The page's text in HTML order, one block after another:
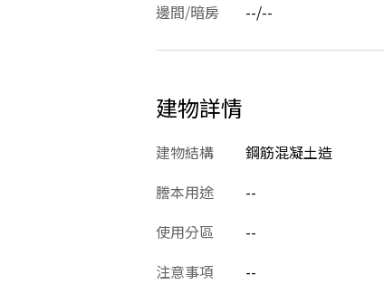
邊間/暗房
--/--
建物詳情
建物結構 鋼筋混凝土造
謄本用途
--
使用分區
--
注意事項
--